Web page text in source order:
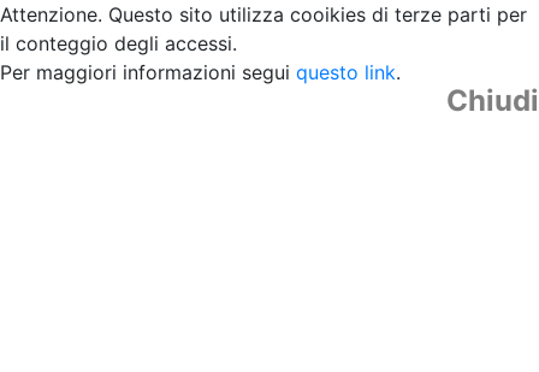
Attenzione. Questo sito utilizza cooikies di terze parti per
il conteggio degli accessi.
Per maggiori informazioni segui questo link.
Chiudi